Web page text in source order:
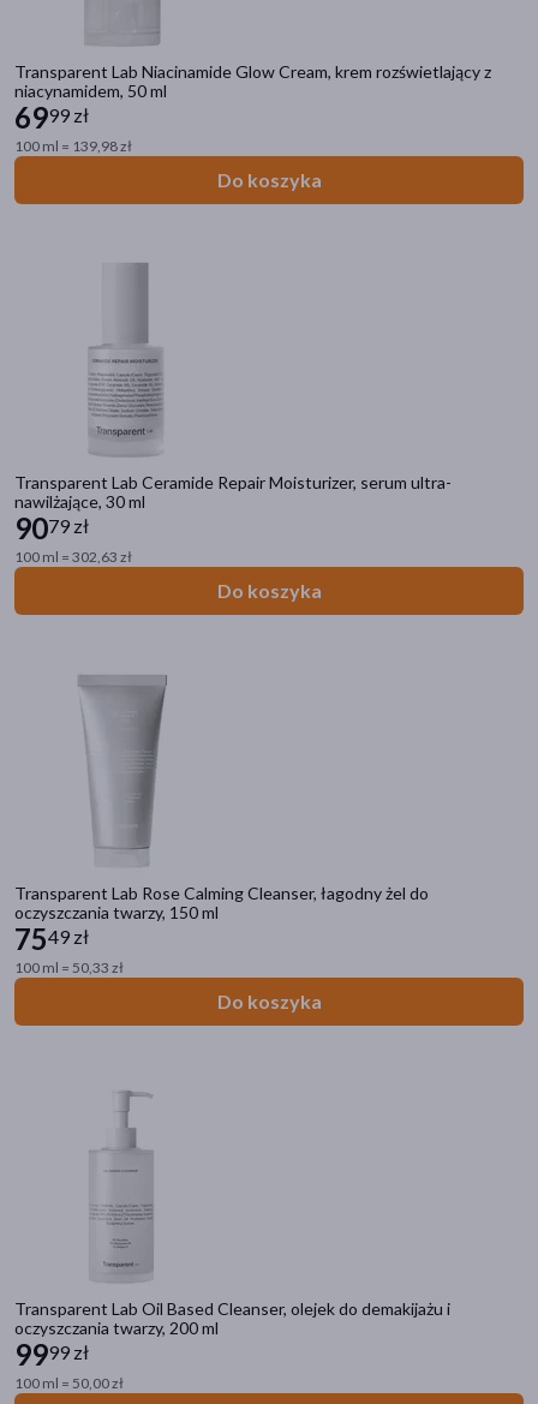
Transparent Lab Niacinamide Glow Cream, krem rozświetlający z
niacynamidem, 50 ml
6999 zł
100 ml = 139,98 zł
Do koszyka
Transparent Lab Ceramide Repair Moisturizer, serum ultra-
nawilżające, 30 ml
9079 zł
100 ml = 302,63 zł
Do koszyka
Transparent Lab Rose Calming Cleanser, łagodny żel do
oczyszczania twarzy, 150 ml
7549 zł
100 ml = 50,33 zł
Do koszyka
Transparent Lab Oil Based Cleanser, olejek do demakijażu i
oczyszczania twarzy, 200 ml
9999 zł
100 ml = 50,00 zł
Zdrowie
Kosmetyki
DOZ Market
Dostępny
Wysyłka 0 zł(1)
Dostawa
Wysyłka
Płeć
Kobieta(45)
Mężczyzna